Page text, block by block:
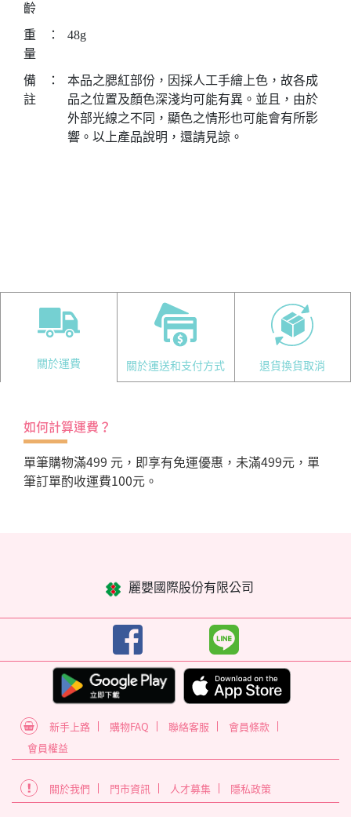
齡
重
量
： 48g
備
註
：
本品之腮紅部份，因採人工手繪上色，故各成
品之位置及顏色深淺均可能有異。並且，由於
外部光線之不同，顯色之情形也可能會有所影
響。以上產品說明，還請見諒。
關於運費 關於運送和支付方式 退貨換貨取消
如何計算運費？
單筆購物滿499 元，即享有免運優惠，未滿499元，單
筆訂單酌收運費100元。
麗嬰國際股份有限公司
新手上路 購物FAQ 聯絡客服
會員條款
會員權益
關於我們 門市資訊 人才募集 隱私政策